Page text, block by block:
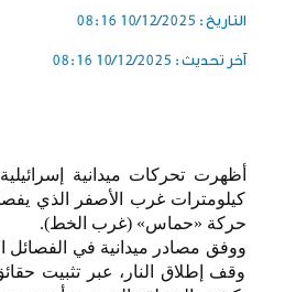
التاريخ : 10/12/2025 08:16
آخر تحديث : 10/12/2025 08:16
كيلومترات غرب الأصفر الذي
حركة «حماس» (غرب الخط).
ووفق مصادر ميدانية في الفصائل
وقف إطلاق النار، عبر تثبيت